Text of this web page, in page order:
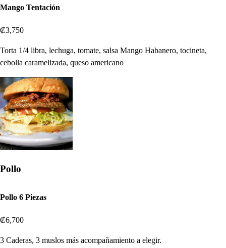
Mango Tentación
₡3,750
Torta 1/4 libra, lechuga, tomate, salsa Mango Habanero, tocineta,
cebolla caramelizada, queso americano
Pollo
Pollo 6 Piezas
₡6,700
3 Caderas, 3 muslos más acompañamiento a elegir.